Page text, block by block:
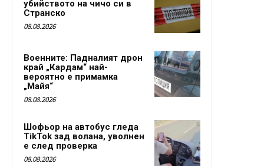
убийството на чичо си в
Странско
08.08.2026
Военните: Падналият дрон
край „Кардам“ най-
вероятно е примамка
„Майя“
08.08.2026
Шофьор на автобус гледа
TikTok зад волана, уволнен
е след проверка
08.08.2026